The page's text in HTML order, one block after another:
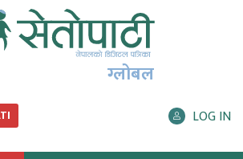
ग्लोबल
LOG IN